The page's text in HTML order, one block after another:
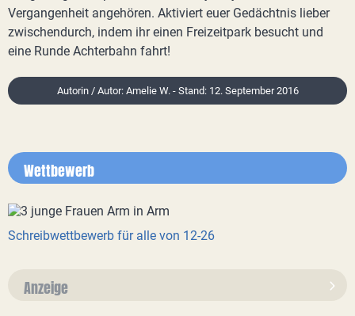
Vergangenheit angehören. Aktiviert euer Gedächtnis lieber
zwischendurch, indem ihr einen Freizeitpark besucht und
eine Runde Achterbahn fahrt!
Autorin / Autor: Amelie W. - Stand: 12. September 2016
Wettbewerb
Schreibwettbewerb für alle von 12-26
Anzeige